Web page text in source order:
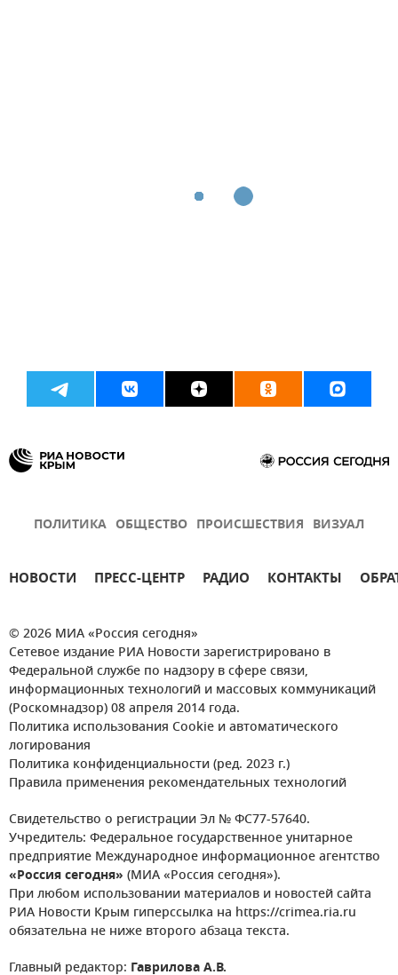
ПОЛИТИКА ОБЩЕСТВО ПРОИСШЕСТВИЯ ВИЗУАЛ
НОВОСТИ ПРЕСС-ЦЕНТР РАДИО КОНТАКТЫ
© 2026 МИА «Россия сегодня»
Сетевое издание РИА Новости зарегистрировано в
Федеральной службе по надзору в сфере связи,
информационных технологий и массовых коммуникаций
(Роскомнадзор) 08 апреля 2014 года.
Политика использования Cookie и автоматического
логирования
Политика конфиденциальности (ред. 2023 г.)
Правила применения рекомендательных технологий
Свидетельство о регистрации Эл № ФС77-57640.
Учредитель: Федеральное государственное унитарное
предприятие Международное информационное агентство
«Россия сегодня» (МИА «Россия сегодня»).
При любом использовании материалов и новостей сайта
РИА Новости Крым гиперссылка на https://crimea.ria.ru
обязательна не ниже второго абзаца текста.
Главный редактор: Гаврилова А.В.